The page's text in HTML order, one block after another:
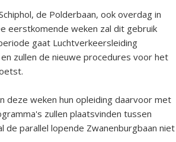
de Polderbaan, ook overdag in
eerstkomende weken zal dit gebruik
gaat Luchtverkeersleiding
zullen de nieuwe procedures voor het
deze weken hun opleiding daarvoor met
zullen plaatsvinden tussen
de parallel lopende Zwanenburgbaan niet